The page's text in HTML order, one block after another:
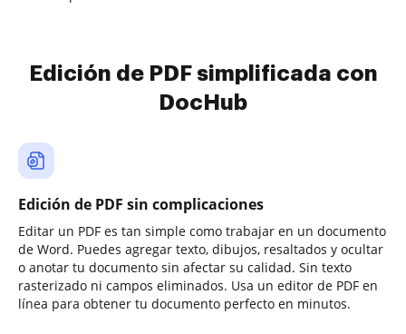
Edición de PDF simplificada con
DocHub
Edición de PDF sin complicaciones
Editar un PDF es tan simple como trabajar en un documento
de Word. Puedes agregar texto, dibujos, resaltados y ocultar
o anotar tu documento sin afectar su calidad. Sin texto
rasterizado ni campos eliminados. Usa un editor de PDF en
línea para obtener tu documento perfecto en minutos.